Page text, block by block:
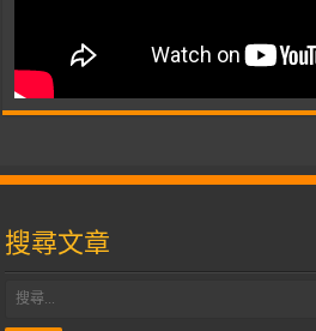
搜尋文章